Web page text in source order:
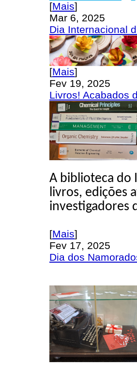
[Mais]
Mar 6, 2025
Dia Internacional
[Mais]
Fev 19, 2025
Livros! Acabados
A biblioteca do
livros, edições
investigadores
[Mais]
Fev 17, 2025
Dia dos